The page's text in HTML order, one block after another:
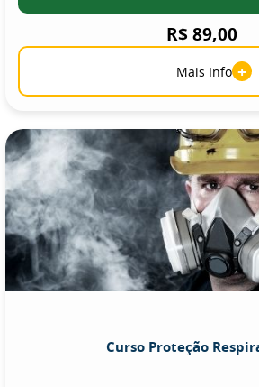
R$ 89,00
Mais Info +
Curso Proteção